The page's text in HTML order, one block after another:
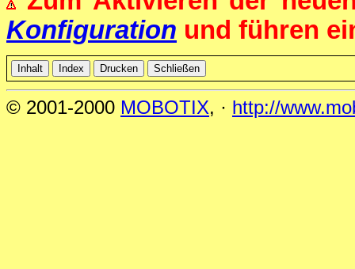
Konfiguration und führen
© 2001-2000 MOBOTIX, · http://